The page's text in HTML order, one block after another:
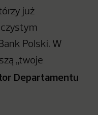
już
czystym
Polski. W
„twoje
Departamentu